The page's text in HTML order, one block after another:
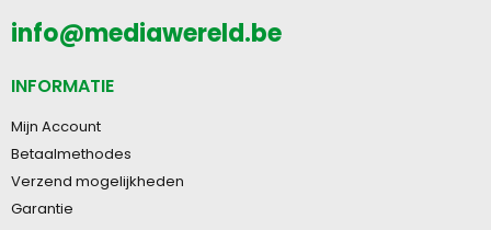
info@mediawereld.be
INFORMATIE
Mijn Account
Betaalmethodes
Verzend mogelijkheden
Garantie